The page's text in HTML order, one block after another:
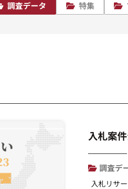
調査データ 特集
入札案
調査デ
入札リサ